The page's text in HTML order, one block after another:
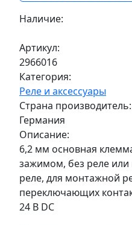
Наличие:
Артикул:
2966016
Категория:
Реле и аксессуары
Страна производитель:
Германия
Описание:
6,2 мм основная
зажимом, без реле
реле, для монтажной
переключающих
24 В DC